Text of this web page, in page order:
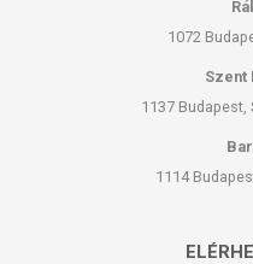
1072
Szent
1137 Budapest,
1114